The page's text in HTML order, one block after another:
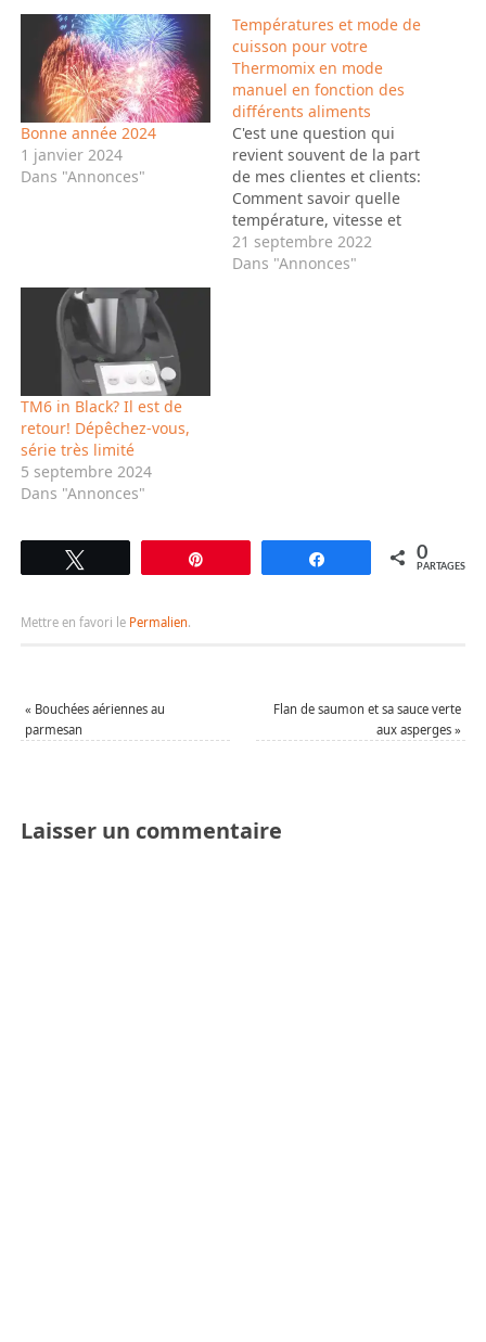
Bonne année 2024
1 janvier 2024
Dans "Annonces"
Températures et mode de
cuisson pour votre
Thermomix en mode
manuel en fonction des
différents aliments
C'est une question qui
revient souvent de la part
de mes clientes et clients:
Comment savoir quelle
température, vitesse et
degrés de cuisson à
utiliser suivant les
21 septembre 2022
Dans "Annonces"
TM6 in Black? Il est de
retour! Dépêchez-vous,
série très limité
5 septembre 2024
Dans "Annonces"
Partagez 0
PARTAGES
Mettre en favori le Permalien.
« Bouchées aériennes au
parmesan
Flan de saumon et sa sauce verte
aux asperges»
Laisser un commentaire